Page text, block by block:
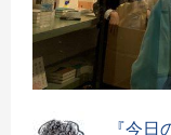
『今